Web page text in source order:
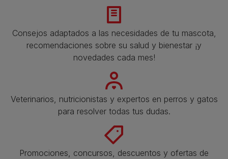
Consejos adaptados a las necesidades de tu mascota,
recomendaciones sobre su salud y bienestar ¡y
novedades cada mes!
Veterinarios, nutricionistas y expertos en perros y gatos
para resolver todas tus dudas.​
Promociones, concursos, descuentos y ofertas de